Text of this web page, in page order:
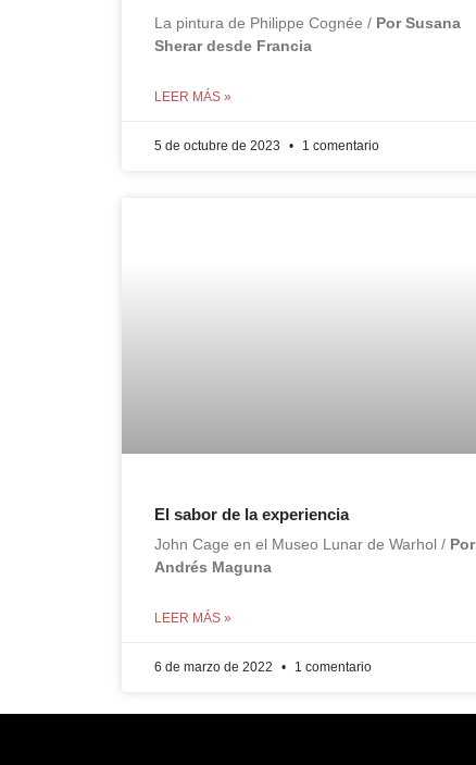
La pintura de Philippe Cognée / Por Susana
Sherar desde Francia
LEER MÁS »
5 de octubre de 2023 1 comentario
El sabor de la experiencia
John Cage en el Museo Lunar de Warhol / Por
Andrés Maguna
LEER MÁS »
6 de marzo de 2022 1 comentario